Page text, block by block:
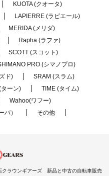
KUOTA (クオータ)
LAPIERRE (ラピエール)
MERIDA (メリダ)
Rapha (ラファ)
SCOTT (スコット)
PRO (シマノプロ)
ド)
SRAM (スラム)
ーン)
TIME (タイム)
Wahoo(ワフー)
バ）
その他
クラウンギアーズ 新品と中古の自転車販売